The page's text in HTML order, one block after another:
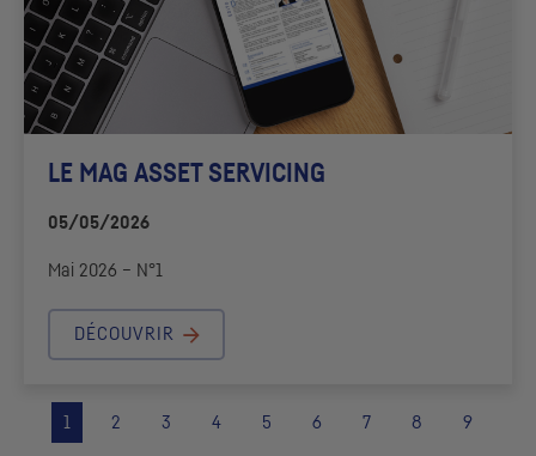
LE MAG ASSET SERVICING
05/05/2026
Mai 2026 – N°1
DÉCOUVRIR
1 2 3 4 5 6 7 8 9